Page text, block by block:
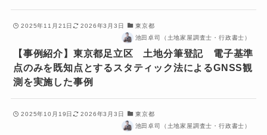
2025年11月21日 2026年3月3日
東京都
池田卓司（土地家屋調査士・行政書士）
【事例紹介】東京都足立区 土地分筆登記 電子基準
点のみを既知点とするスタティック法によるGNSS観
測を実施した事例
2025年10月19日 2026年3月3日
東京都
池田卓司（土地家屋調査士・行政書士）